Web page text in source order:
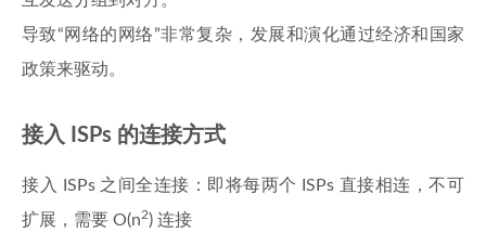
导致“网络的网络”非常复杂，发展和演化通过经济和国家
政策来驱动。
接入 ISPs 的连接方式
接入 ISPs 之间全连接：即将每两个 ISPs 直接相连，不可
扩展，需要 O(n2) 连接